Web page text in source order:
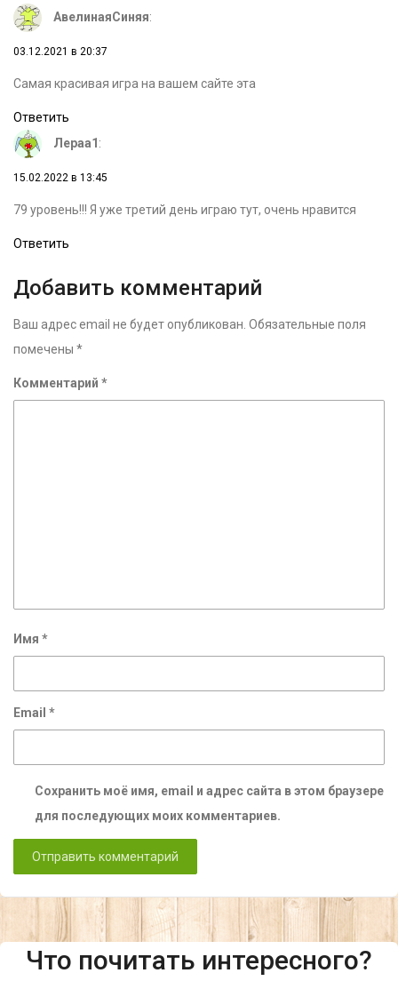
АвелинаяСиняя:
03.12.2021 в 20:37
Самая красивая игра на вашем сайте эта
Ответить
Лераа1 :
15.02.2022 в 13:45
79 уровень!!! Я уже третий день играю тут, очень нравится
Ответить
Добавить комментарий
Ваш адрес email не будет опубликован. Обязательные поля
помечены *
Комментарий *
Имя *
Email *
Сохранить моё имя, email и адрес сайта в этом браузере
для последующих моих комментариев.
Что почитать интересного?